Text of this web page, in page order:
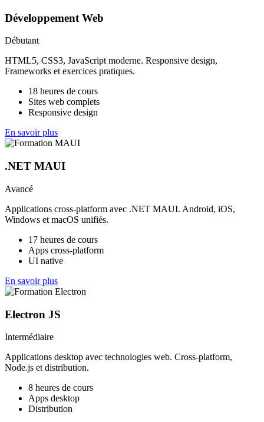
Développement Web
Débutant
HTML5, CSS3, JavaScript moderne. Responsive design,
Frameworks et exercices pratiques.
18 heures de cours
Sites web complets
Responsive design
En savoir plus
.NET MAUI
Avancé
Applications cross-platform avec .NET MAUI. Android, iOS,
Windows et macOS unifiés.
17 heures de cours
Apps cross-platform
UI native
En savoir plus
Electron JS
Intermédiaire
Applications desktop avec technologies web. Cross-platform,
Node.js et distribution.
8 heures de cours
Apps desktop
Distribution